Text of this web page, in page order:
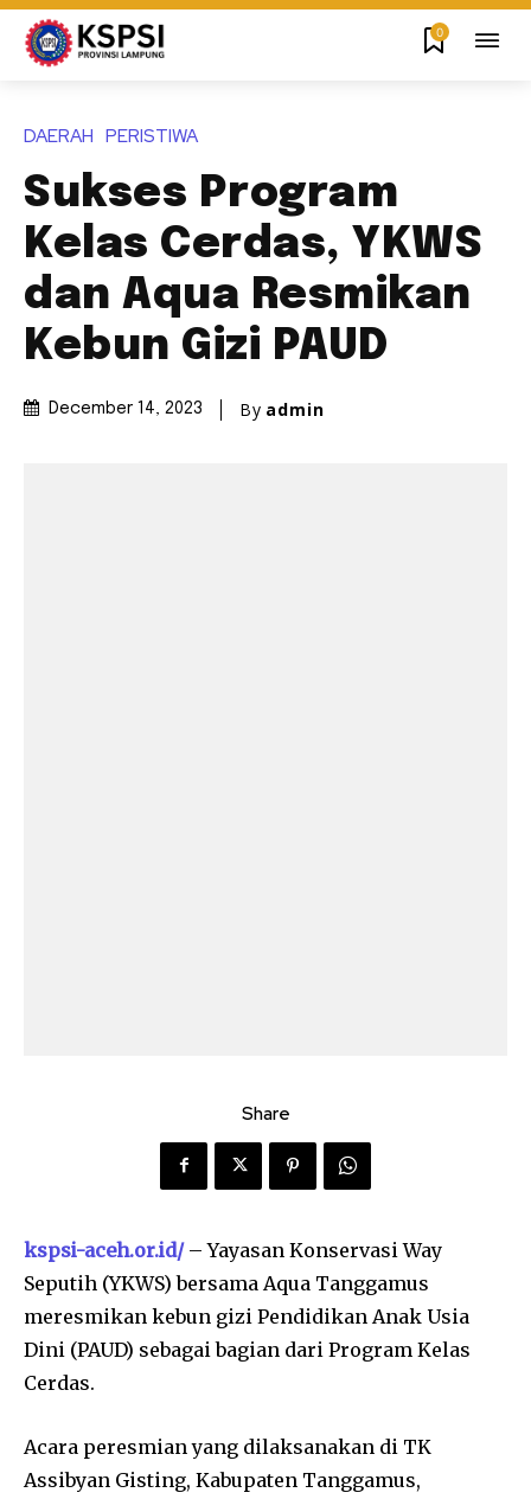
0
DAERAH PERISTIWA
Sukses Program
Kelas Cerdas, YKWS
dan Aqua Resmikan
Kebun Gizi PAUD
December 14, 2023 By admin
Share
kspsi-aceh.or.id/– Yayasan Konservasi Way
Seputih (YKWS) bersama Aqua Tanggamus
meresmikan kebun gizi Pendidikan Anak Usia
Dini (PAUD) sebagai bagian dari Program Kelas
Cerdas.
Acara peresmian yang dilaksanakan di TK
Assibyan Gisting, Kabupaten Tanggamus,